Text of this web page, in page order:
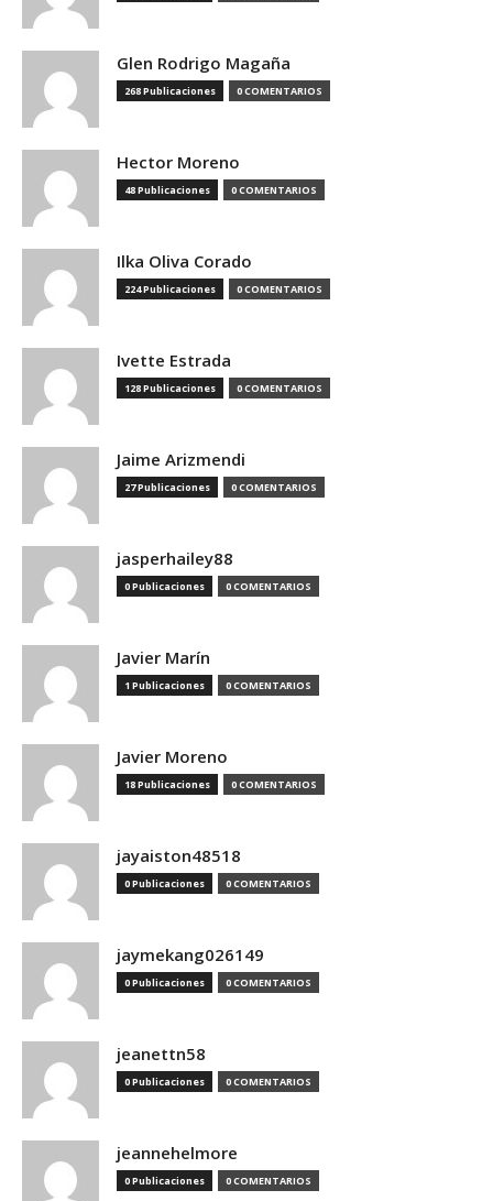
Glen Rodrigo Magaña
268 Publicaciones 0 COMENTARIOS
Hector Moreno
48 Publicaciones 0 COMENTARIOS
Ilka Oliva Corado
224 Publicaciones 0 COMENTARIOS
Ivette Estrada
128 Publicaciones 0 COMENTARIOS
Jaime Arizmendi
27 Publicaciones 0 COMENTARIOS
jasperhailey88
0 Publicaciones 0 COMENTARIOS
Javier Marín
1 Publicaciones 0 COMENTARIOS
Javier Moreno
18 Publicaciones 0 COMENTARIOS
jayaiston48518
0 Publicaciones 0 COMENTARIOS
jaymekang026149
0 Publicaciones 0 COMENTARIOS
jeanettn58
0 Publicaciones 0 COMENTARIOS
jeannehelmore
0 Publicaciones 0 COMENTARIOS